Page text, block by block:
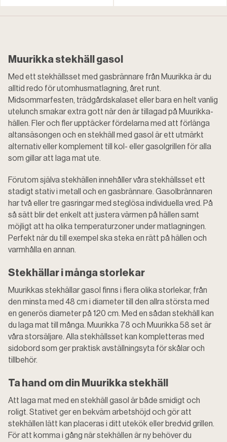
Muurikka stekhäll gasol
Med ett stekhällsset med gasbrännare från Muurikka är du
alltid redo för utomhusmatlagning, året runt.
Midsommarfesten, trädgårdskalaset eller bara en helt vanlig
utelunch smakar extra gott när den är tillagad på Muurikka-
hällen. Fler och fler upptäcker fördelarna med att förlänga
altansäsongen och en stekhäll med gasol är ett utmärkt
alternativ eller komplement till kol- eller gasolgrillen för alla
som gillar att laga mat ute.
Förutom själva stekhällen innehåller våra stekhällsset ett
stadigt stativ i metall och en gasbrännare. Gasolbrännaren
har två eller tre gasringar med steglösa individuella vred. På
så sätt blir det enkelt att justera värmen på hällen samt
möjligt att ha olika temperaturzoner under matlagningen.
Perfekt när du till exempel ska steka en rätt på hällen och
varmhålla en annan.
Stekhällar i många storlekar
Muurikkas stekhällar gasol finns i flera olika storlekar, från
den minsta med 48 cm i diameter till den allra största med
en generös diameter på 120 cm. Med en sådan stekhäll kan
du laga mat till många. Muurikka 78 och Muurikka 58 set är
våra storsäljare. Alla stekhällsset kan kompletteras med
sidobord som ger praktisk avställningsyta för skålar och
tillbehör.
Ta hand om din Muurikka stekhäll
Att laga mat med en stekhäll gasol är både smidigt och
roligt. Stativet ger en bekväm arbetshöjd och gör att
stekhällen lätt kan placeras i ditt utekök eller bredvid grillen.
För att komma i gång när stekhällen är ny behöver du